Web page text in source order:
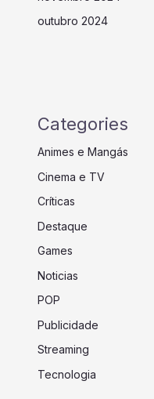
outubro 2024
Categories
Animes e Mangás
Cinema e TV
Críticas
Destaque
Games
Noticias
POP
Publicidade
Streaming
Tecnologia